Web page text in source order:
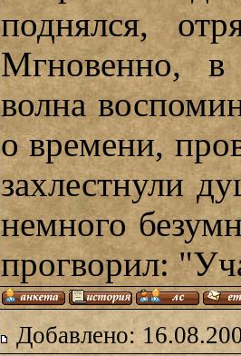
поднялся,
Мгновенно, в
волна
о времени,
захлестнули
немного
прогворил:
Добавлено: